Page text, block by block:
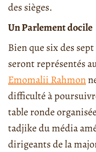
des sièges.
Un Parlement docile
Bien que six des
seront représentés
Emomalii Rahmon
difficulté à
table ronde
tadjike du média
dirigeants de la